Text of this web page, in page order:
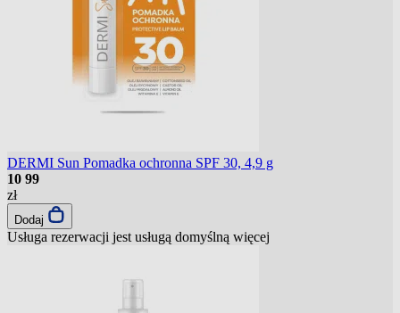
DERMI Sun Pomadka ochronna SPF 30, 4,9 g
10 99
zł
Dodaj
Usługa rezerwacji jest usługą domyślną więcej